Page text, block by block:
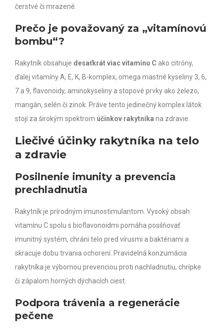
čerstvé či mrazené.
Prečo je považovaný za „vitamínovú
bombu“?
Rakytník obsahuje desaťkrát viac vitamínu C ako citróny,
ďalej vitamíny A, E, K, B-komplex, omega mastné kyseliny 3, 6,
7 a 9, flavonoidy, aminokyseliny a stopové prvky ako železo,
mangán, selén či zinok. Práve tento jedinečný komplex látok
stojí za širokým spektrom účinkov rakytníka na zdravie.
Liečivé účinky rakytníka na telo
a zdravie
Posilnenie imunity a prevencia
prechladnutia
Rakytník je prírodným imunostimulantom. Vysoký obsah
vitamínu C spolu s bioflavonoidmi pomáha posilňovať
imunitný systém, chráni telo pred vírusmi a baktériami a
skracuje dobu trvania ochorení. Pravidelná konzumácia
rakytníka je výbornou prevenciou proti nachladnutiu, chrípke
či zápalom horných dýchacích ciest.
Podpora trávenia a regenerácie
pečene